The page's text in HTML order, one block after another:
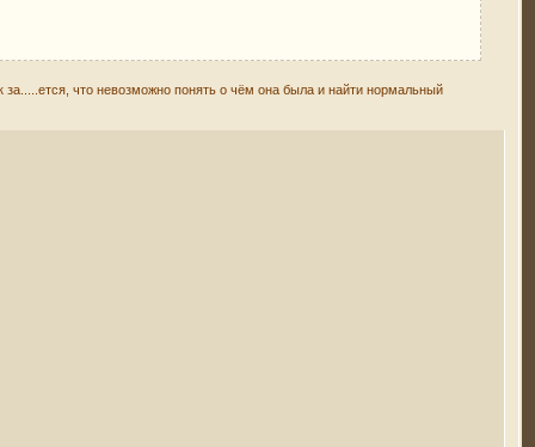
за.....ется, что невозможно понять о чём она была и найти нормальный